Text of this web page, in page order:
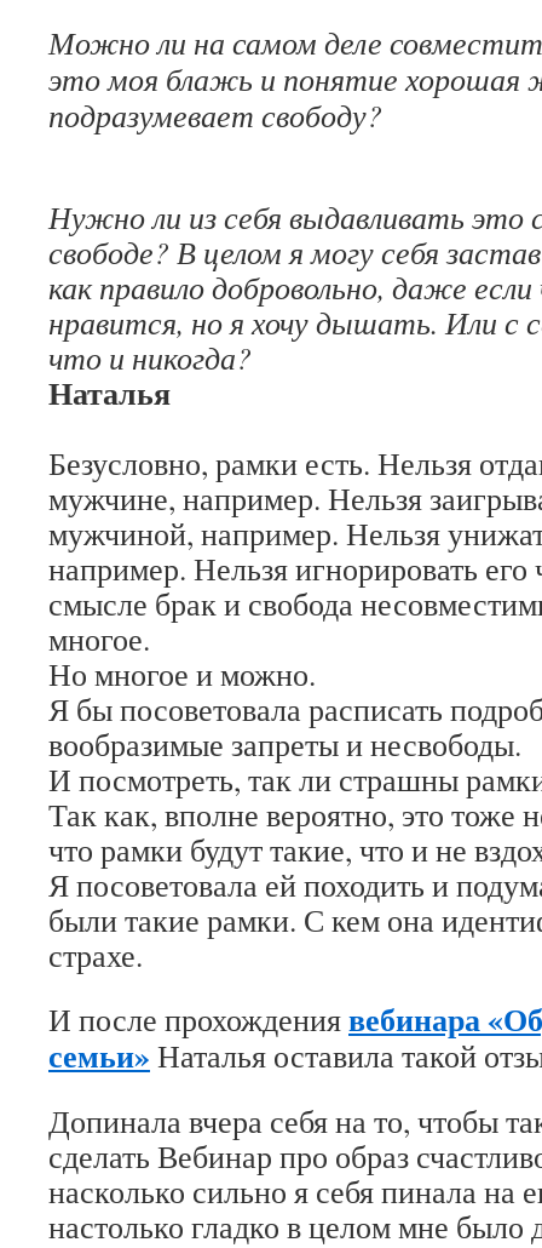
Можно ли на самом деле
это моя блажь и понятие хорошая
подразумевает свободу?
Нужно ли из себя выдавливать это
свободе? В целом я могу себя
как правило добровольно, даже
нравится, но я хочу дышать. Или с
что и никогда?
Наталья
Безусловно, рамки есть. Нельзя
мужчине, например. Нельзя
мужчиной, например. Нельзя
например. Нельзя игнорировать его
смысле брак и свобода
многое.
Но многое и можно.
Я бы посоветовала расписать
вообразимые запреты и несвободы.
И посмотреть, так ли страшны
Так как, вполне вероятно, это
что рамки будут такие, что и не
Я посоветовала ей походить и
были такие рамки. С кем она
страхе.
И после прохождениявебинара
семьи» Наталья оставила такой
Допинала вчера себя на то, чтобы
сделать Вебинар про образ
насколько сильно я себя пинала на
настолько гладко в целом мне было